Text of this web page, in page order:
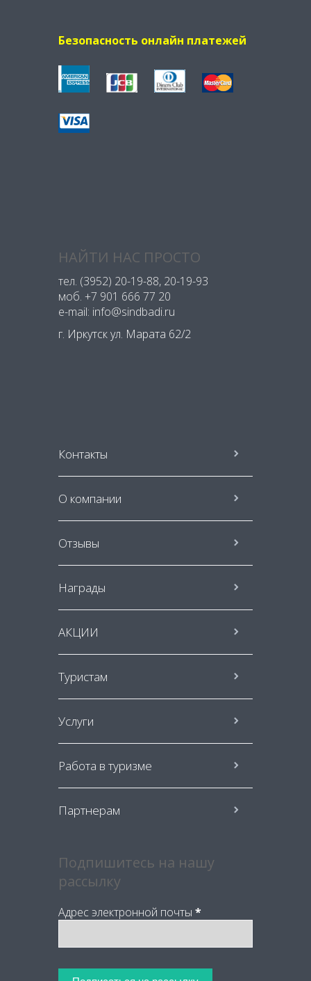
Безопасность онлайн платежей
НАЙТИ НАС ПРОСТО
тел. (3952) 20-19-88, 20-19-93
моб. +7 901 666 77 20
e-mail: info@sindbadi.ru
г. Иркутск ул. Марата 62/2
Контакты
О компании
Отзывы
Награды
АКЦИИ
Туристам
Услуги
Работа в туризме
Партнерам
Подпишитесь на нашу
рассылку
Адрес электронной почты *